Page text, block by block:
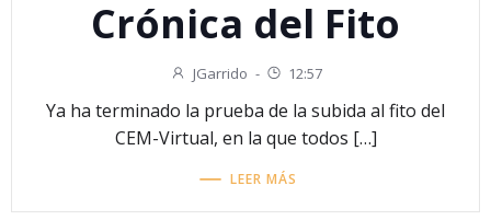
Crónica del Fito
JGarrido - 12:57
Ya ha terminado la prueba de la subida al fito del
CEM-Virtual, en la que todos […]
LEER MÁS